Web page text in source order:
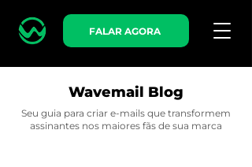
FALAR AGORA
Wavemail Blog
Seu guia para criar e-mails que transformem
assinantes nos maiores fãs de sua marca